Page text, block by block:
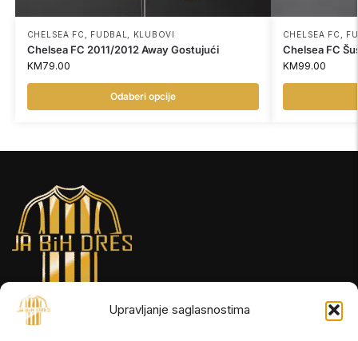
Upravljanje saglasnostima
CHELSEA FC FUDBAL KLUBOVI
Chelsea FC 2011/2012 Away Gostujući
KM79.00
Odaberi opcije
CHELSEA FC
Chelsea FC
KM99.00
INFORMACIJE